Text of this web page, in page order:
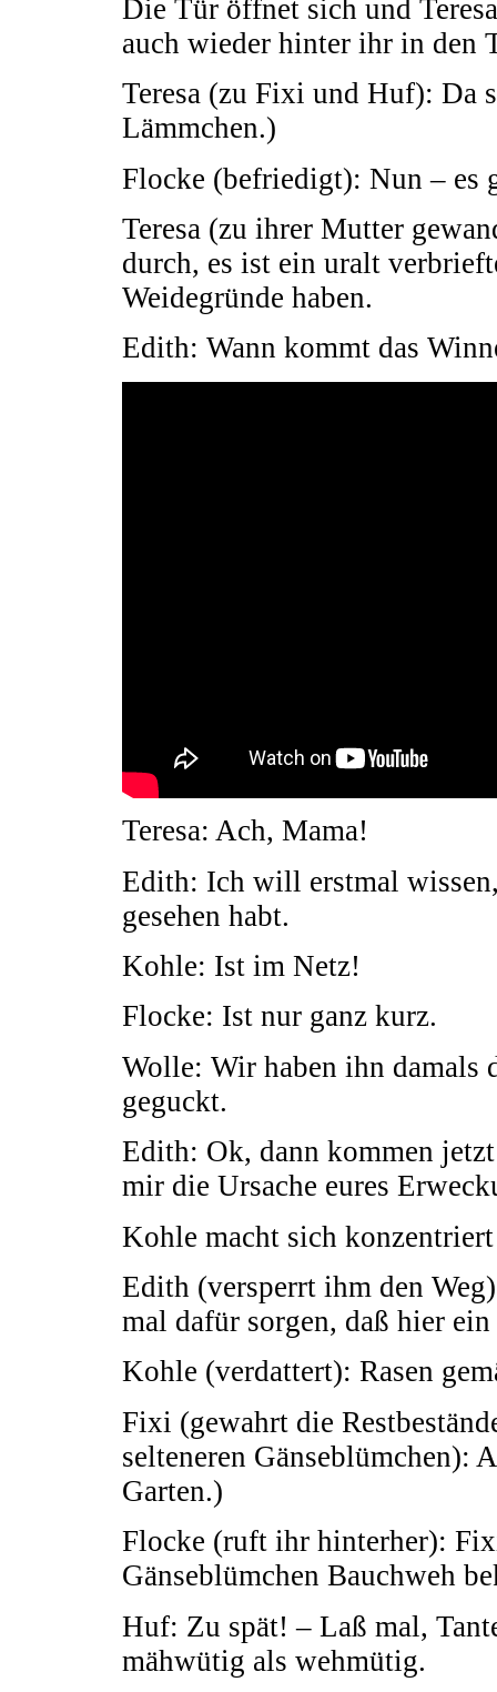
Die Tür öffnet sich und
auch wieder hinter ihr in den
Teresa (zu Fixi und Huf): Da
Lämmchen.)
Flocke (befriedigt): Nun – es
Teresa (zu ihrer Mutter
durch, es ist ein uralt
Weidegründe haben.
Edith: Wann kommt das
Teresa: Ach, Mama!
Edith: Ich will erstmal
gesehen habt.
Kohle: Ist im Netz!
Flocke: Ist nur ganz kurz.
Wolle: Wir haben ihn damals
geguckt.
Edith: Ok, dann kommen
mir die Ursache eures
Kohle macht sich
Edith (versperrt ihm den
mal dafür sorgen, daß hier
Kohle (verdattert): Rasen
Fixi (gewahrt die
selteneren Gänseblümchen):
Garten.)
Flocke (ruft ihr hinterher):
Gänseblümchen Bauchweh
Huf: Zu spät! – Laß mal,
mähwütig als wehmütig.